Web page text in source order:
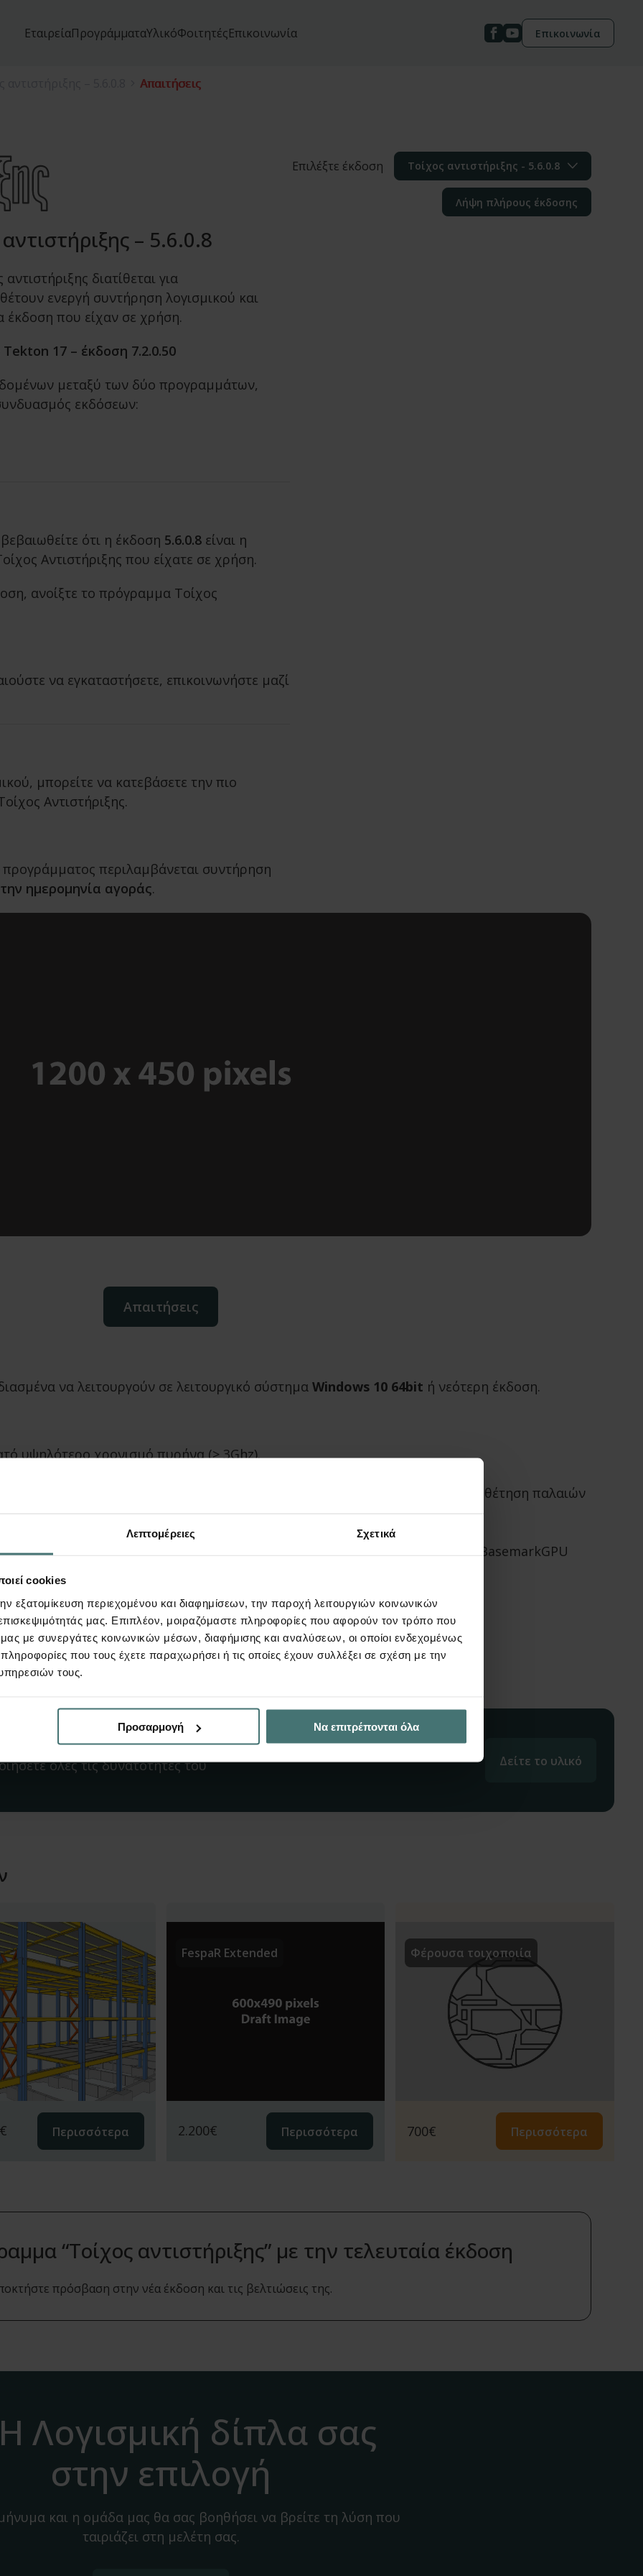
Λεπτομέρειες Σχετικά
cookies
εξατομίκευση περιεχομένου και διαφημίσεων, την παροχή λειτουργιών κοινωνικών
μας. Επιπλέον, μοιραζόμαστε πληροφορίες που αφορούν τον τρόπο που
μας με συνεργάτες κοινωνικών μέσων, διαφήμισης και αναλύσεων, οι οποίοι ενδεχομένως
που τους έχετε παραχωρήσει ή τις οποίες έχουν συλλέξει σε σχέση με την
τους.
Προσαρμογή Να επιτρέπονται όλα
ΕταιρείαΠρογράμματαΥλικόΦοιτητέςΕπικοινωνία Επικοινωνία
Απαιτήσεις
Επιλέξτε έκδοση Τοίχος αντιστήριξης - 5.6.0.8
Λήψη πλήρους έκδοσης
– 5.6.0.8
διατίθεται για
ενεργή συντήρηση λογισμικού και
έκδοση που είχαν σε χρήση.
Tekton 17 – έκδοση 7.2.0.50
μεταξύ των δύο προγραμμάτων,
εκδόσεων:
ότι η έκδοση 5.6.0.8 είναι η
Αντιστήριξης που είχατε σε χρήση.
ανοίξτε το πρόγραμμα Τοίχος
να εγκαταστήσετε, επικοινωνήστε μαζί
μπορείτε να κατεβάσετε την πιο
Αντιστήριξης.
περιλαμβάνεται συντήρηση
ημερομηνία αγοράς.
Απαιτήσεις
να λειτουργούν σε λειτουργικό σύστημα Windows 10 64bit ή νεότερη έκδοση.
υψηλότερο χρονισμό πυρήνα (> 3Ghz).
εφαρμογές και αρχεία) και προαιρετικά ένας 2ος μαγνητικός για αρχειοθέτηση παλαιών
(full HD)
που να υποστηρίζει τουλάχιστον OpenGL 4.3 και με δείκτη απόδοσης στο BasemarkGPU
4Κ χρειάζεται πολύ καλύτερη κάρτα
γραφικών (ενσωματωμένη ή ανεξάρτητη) είναι οι παρακάτω:
ή νεότερη]
“Τοίχο αντιστήριξης”
όλες τις δυνατότητες του
Δείτε το υλικό
€ Περισσότερα
FespaR Extended
2.200€ Περισσότερα
Φέρουσα τοιχοποιία
700€ Περισσότερα
“Τοίχος αντιστήριξης” με την τελευταία έκδοση
πρόσβαση στην νέα έκδοση και τις βελτιώσεις της.
Λογισμική δίπλα σας
στην επιλογή
και η ομάδα μας θα σας βοηθήσει να βρείτε τη λύση που
ταιριάζει στη μελέτη σας.